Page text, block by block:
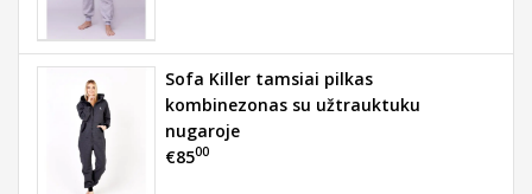
Sofa Killer tamsiai pilkas
kombinezonas su užtrauktuku
nugaroje
€8500